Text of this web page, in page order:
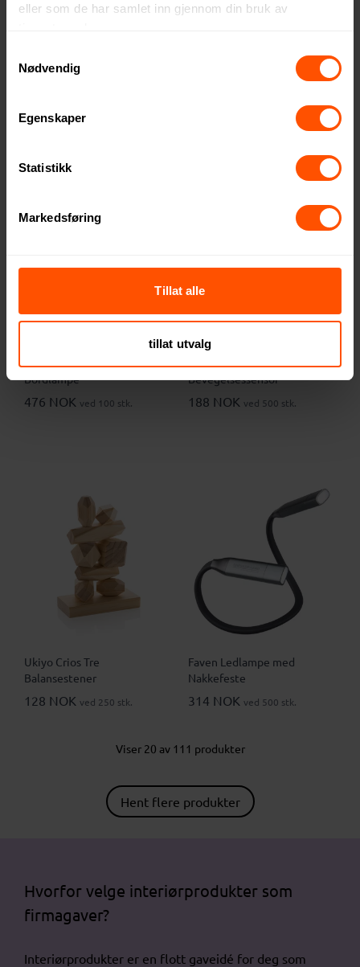
eller som de har samlet inn gjennom din bruk av
Nødvendig
Egenskaper
Statistikk
Markedsføring
Tillat alle
tillat utvalg
Kooduu Loome Portabel
Cannes Bambus Værstasjon
Annelise Oppladbar Mini
Bordlampe
476 NOK ved 100 stk.
Casa Oppladbart Nattlys med
Bevegelsessensor
188 NOK ved 500 stk.
Ukiyo Crios Tre
Balansestener
128 NOK ved 250 stk.
Faven Ledlampe med
Nakkefeste
314 NOK ved 500 stk.
Viser 20 av 111 produkter
Hent flere produkter
Hvorfor velge interiørprodukter som
firmagaver?
Interiørprodukter er en flott gaveidé for deg som